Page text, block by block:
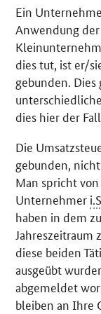
Ein
Anwendung
dies tut, ist er/
gebunden. Dies
dies hier der
Die
gebunden,
Man spricht
Unternehmer
haben in dem
Jahreszeitraum
diese beiden
ausgeübt
abgemeldet
bleiben an Ihre